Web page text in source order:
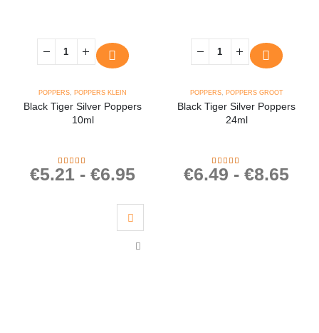
POPPERS, POPPERS KLEIN
Black Tiger Silver Poppers
10ml
4.43 out of 5
€5.21 - €6.95
POPPERS, POPPERS GROOT
Black Tiger Silver Poppers
24ml
5.00 out of 5
€6.49 - €8.65